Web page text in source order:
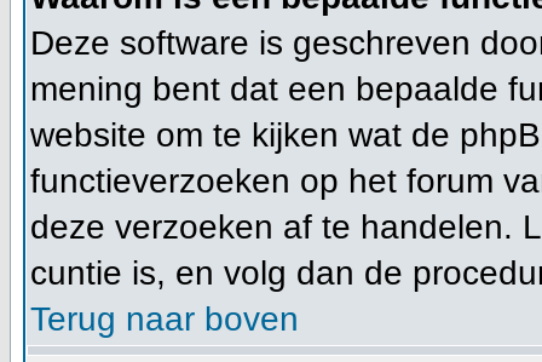
Deze software is geschreven
mening bent dat een bepaalde
website om te kijken wat de
functieverzoeken op het forum
deze verzoeken af te handelen.
cuntie is, en volg dan de
Terug naar boven